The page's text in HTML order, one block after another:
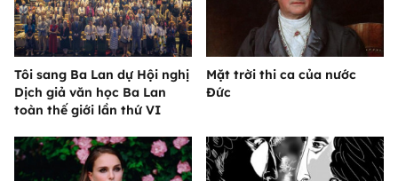
Tôi sang Ba Lan dự Hội nghị
Dịch giả văn học Ba Lan
toàn thế giới lần thứ VI
Mặt trời thi ca của nước
Đức